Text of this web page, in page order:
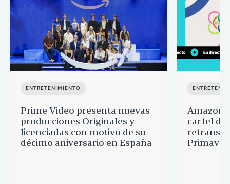
ENTRETENIMIENTO
Prime Video presenta nuevas
producciones Originales y
licenciadas con motivo de su
décimo aniversario en España
Amazon
cartel de